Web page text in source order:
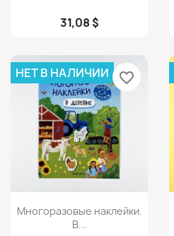
31,08 $
Просмотр
Многоразовые наклейки.
В...
НЕТ В НАЛИЧИИ favorite_border